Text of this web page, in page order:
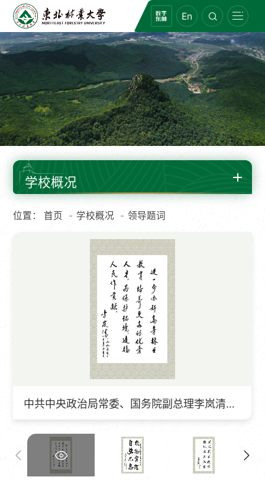
En
学校概况
位置：首页 学校概况 领导题词
中共中央政治局常委、国务院副总理李岚清为学校题词